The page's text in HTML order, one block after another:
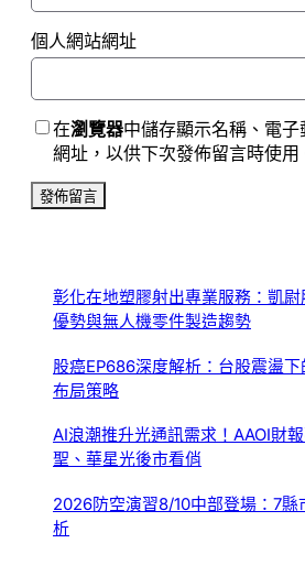
個人網站網址
在瀏覽器中儲存顯示名稱、電
網址，以供下次發佈留言時使用
彰化在地塑膠射出專業服務：凱
優勢與無人機零件製造趨勢
股癌EP686深度解析：台股震盪
布局策略
AI浪潮推升光通訊需求！AAOI財
聖、華星光後市看俏
2026防空演習8/10中部登場：7縣
析